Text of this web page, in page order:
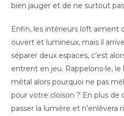
bien jauger et de ne surtout
Enfin, les intérieurs loft aiment
ouvert et lumineux, mais il
séparer deux espaces, c’est
entrent en jeu. Rappelons-le,
métal alors pourquoi ne pas
pour votre cloison ? En plus de
passer la lumière et n’enlèvera